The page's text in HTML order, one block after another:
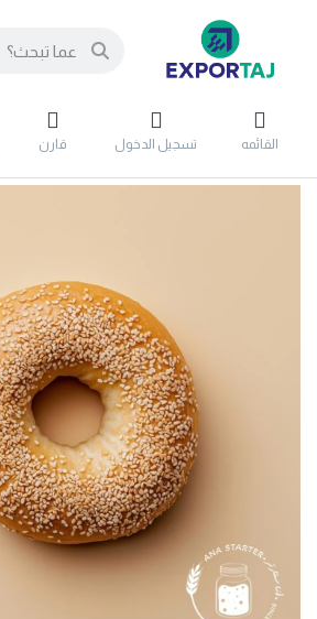
القائمه تسجيل الدخول قارن